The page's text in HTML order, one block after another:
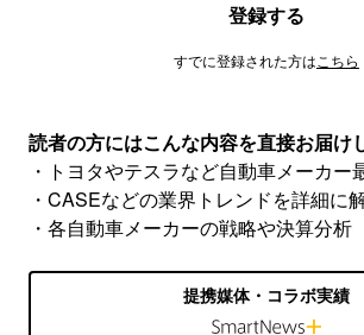
登録する
すでに登録された方は こちら
読者の方にはこんな内容を直接お届け
・トヨタやテスラなど自動車メーカー
・CASEなどの業界トレンドを詳細に
・各自動車メーカーの戦略や決算分析
提携媒体・コラボ実績